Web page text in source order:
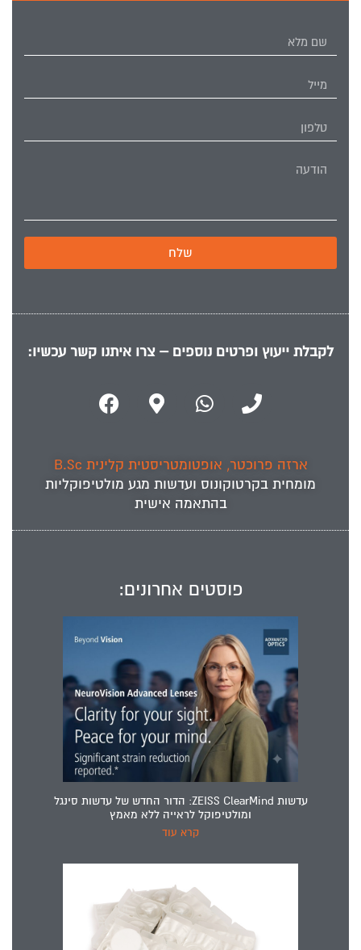
שלח
לקבלת ייעוץ ופרטים נוספים – צרו איתנו קשר עכשיו:
ארזה פרוכטר, אופטומטריסטית קלינית B.Sc
מומחית בקרטוקונוס ועדשות מגע מולטיפוקליות
בהתאמה אישית
פוסטים אחרונים:
עדשות ZEISS ClearMind: הדור החדש של עדשות סינגל
ומולטיפוקל לראייה ללא מאמץ
קרא עוד